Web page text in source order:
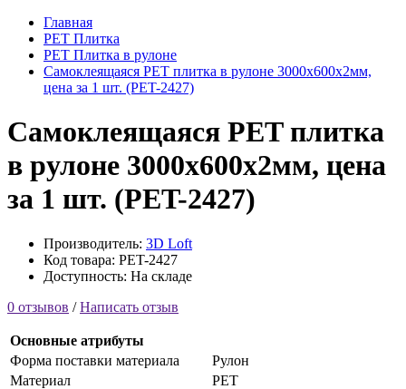
Главная
PET Плитка
PET Плитка в рулоне
Самоклеящаяся PET плитка в рулоне 3000х600х2мм,
цена за 1 шт. (PET-2427)
Самоклеящаяся PET плитка
в рулоне 3000х600х2мм, цена
за 1 шт. (PET-2427)
Производитель: 3D Loft
Код товара: PET-2427
Доступность: На складе
0 отзывов /Написать отзыв
Основные атрибуты
Форма поставки материала
Рулон
Материал
PET